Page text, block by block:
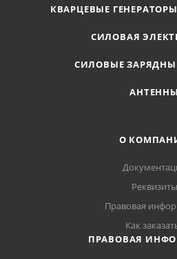
КВАРЦЕВЫЕ
СИЛОВАЯ
СИЛОВЫЕ
АНТЕННЫ
О
Реквизиты
Правовая
Как
ПРАВОВАЯ